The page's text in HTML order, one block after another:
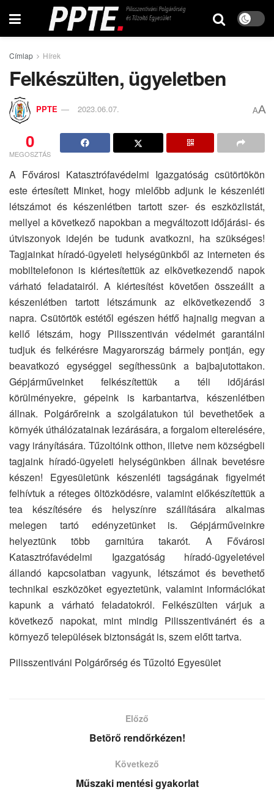
Címlap Hírek
Felkészülten, ügyeletben
PPTE 2023.06.07. AA
0
MEGOSZTÁS
A Fővárosi Katasztrófavédelmi Igazgatóság csütörtökön
este értesített Minket, hogy mielőbb adjunk le készenléti
létszámot és készenlétben tartott szer- és eszközlistát,
mellyel a következő napokban a megváltozott időjárási- és
útviszonyok idején be tudunk avatkozni, ha szükséges!
Tagjainkat híradó-ügyeleti helységünkből az interneten és
mobiltelefonon is kiértesítettük az elkövetkezendő napok
várható feladatairól. A kiértesítést követően összeállt a
készenlétben tartott létszámunk az elkövetkezendő 3
napra. Csütörtök estétől egészen hétfő hajnalig megvan a
kellő létszám, hogy Pilisszentiván védelmét garantálni
tudjuk és felkérésre Magyarország bármely pontján, egy
beavatkozó egységgel segíthessünk a bajbajutottakon.
Gépjárműveinket felkészítettük a téli időjárási
körülményekre, gépeink is karbantartva, készenlétben
állnak. Polgárőreink a szolgálatukon túl bevethetőek a
környék úthálózatainak lezárására, a forgalom elterelésére,
vagy irányítására. Tűzoltóink otthon, illetve nem községbeli
tagjaink híradó-ügyeleti helységünkben állnak bevetésre
készen! Egyesületünk készenléti tagságának figyelmét
felhívtuk a réteges öltözködésre, valamint előkészítettük a
tea készítésére és helyszínre szállítására alkalmas
melegen tartó edényzetünket is. Gépjárműveinkre
helyeztünk több garnitúra takarót. A Fővárosi
Katasztrófavédelmi Igazgatóság híradó-ügyeletével
állandó kapcsolatban vagyunk, létszámot és bevethető
technikai eszközöket egyeztetünk, valamint információkat
kapunk a várható feladatokról. Felkészülten várjuk a
következő napokat, mint mindig Pilisszentivánért és a
környező települések biztonságát is, szem előtt tartva.
Pilisszentiváni Polgárőrség és Tűzoltó Egyesület
Előző
Betörő rendőrkézen!
Következő
Műszaki mentési gyakorlat